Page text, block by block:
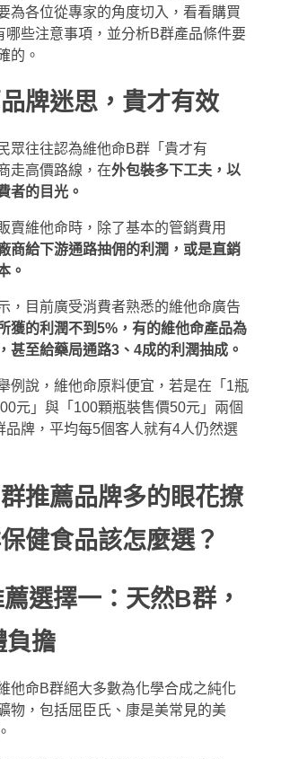
為各位從專家的角度切入，看看購買
哪些注意事項，並分析B群產品條件要
的。
牌迷思，貴才有效
眾往往認為維他命B群「貴才有
走高價路線，在外包裝多下工夫，以
者的目光。
賣維他命時，除了基本的管銷費用
商給下游通路抽佣的利潤，或是直銷
。
，目前廣受消費者熟悉的維他命廣告
獲的利潤不到5%，有的維他命產品為
甚至給藥局通路3、4成的利潤抽成。
例說，維他命原料便宜，若是在「1瓶
元」與「100顆瓶裝售價50元」兩個
品牌，平均每5個客人就有4人仍然選
推薦品牌多的眼花撩
健食品該怎麼選？
選擇一：天然B群，
負擔
他命B群絕大多數為化學合成之純化
物，包括屈臣氏、康是美常見的美